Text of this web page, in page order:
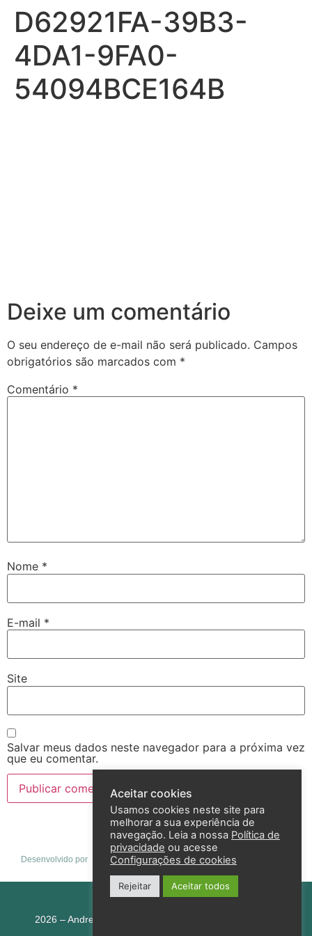
D62921FA-39B3-
4DA1-9FA0-
54094BCE164B
Deixe um comentário
O seu endereço de e-mail não será publicado. Campos
obrigatórios são marcados com *
Comentário *
Nome *
E-mail *
Site
Salvar meus dados neste navegador para a próxima vez
que eu comentar.
Desenvolvido por
Política de privacidade
2026 – Andreza Goulart – Todos os direitos reservados
Aceitar cookies
Usamos cookies neste site para
melhorar a sua experiência de
navegação. Leia a nossa Política de
privacidade ou acesse
Configurações de cookies
Rejeitar Aceitar todos